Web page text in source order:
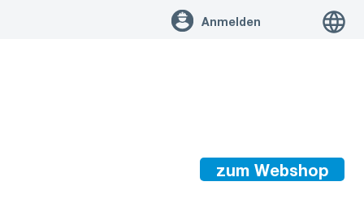
Anmelden
zum Webshop